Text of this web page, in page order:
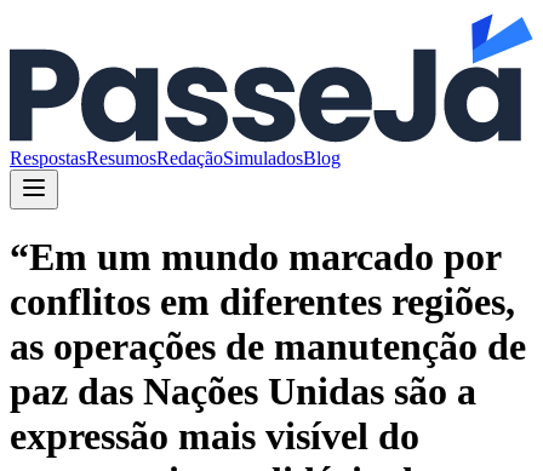
RespostasResumosRedaçãoSimuladosBlog
“Em um mundo marcado por
conflitos em diferentes regiões,
as operações de manutenção de
paz das Nações Unidas são a
expressão mais visível do